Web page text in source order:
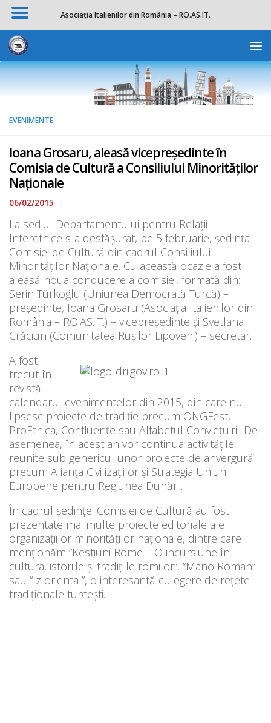
Skip to content
EVENIMENTE
Ioana Grosaru, aleasă vicepreședinte în
Comisia de Cultură a Consiliului Minorităților
Naționale
06/02/2015
La sediul Departamentului pentru Relații
Interetnice s-a desfășurat, pe 5 februarie, ședința
Comisiei de Cultură din cadrul Consiliului
Minorităților Naționale. Cu această ocazie a fost
aleasă noua conducere a comisiei, formată din:
Serin Türkoğlu (Uniunea Democrată Turcă) –
președinte, Ioana Grosaru (Asociația Italienilor din
România – RO.AS.IT.) – vicepreședinte și Svetlana
Crăciun (Comunitatea Rușilor Lipoveni) – secretar.
A fost
trecut în
revistă
calendarul evenimentelor din 2015, din care nu
lipsesc proiecte de tradiție precum ONGFest,
ProEtnica, Confluențe sau Alfabetul Conviețuirii. De
asemenea, în acest an vor continua activitățile
reunite sub genericul unor proiecte de anvergură
precum Alianța Civilizațiilor și Strategia Uniunii
Europene pentru Regiunea Dunării.
În cadrul ședinței Comisiei de Cultură au fost
prezentate mai multe proiecte editoriale ale
organizațiilor minorităților naționale, dintre care
menționăm ”Kestiuni Rome – O incursiune în
cultura, istoriile și tradițiile romilor”, “Mano Roman”
sau “Iz oriental”, o interesantă culegere de rețete
tradiționale turcești.
Asociația Italienilor din România – RO.AS.IT.